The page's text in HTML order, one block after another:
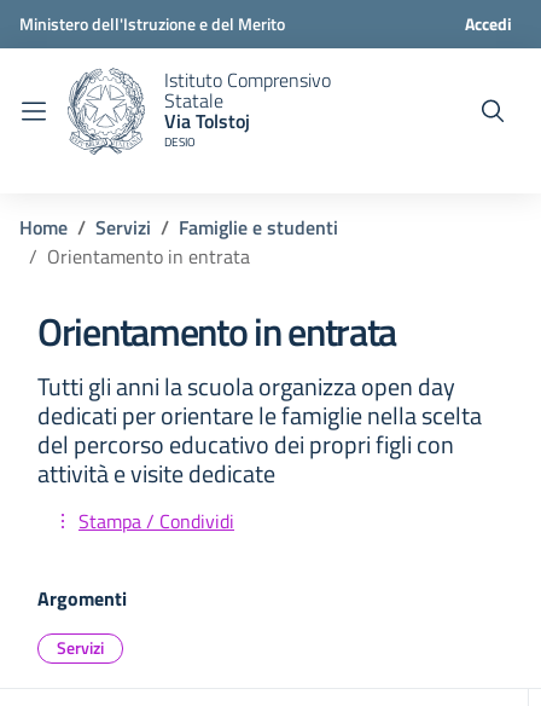
Ministero dell'Istruzione e del Merito Accedi
Istituto Comprensivo
Statale
Via Tolstoj
DESIO
Home Servizi
Famiglie e studenti
Orientamento in entrata
Orientamento in entrata
Tutti gli anni la scuola organizza open day
dedicati per orientare le famiglie nella scelta
del percorso educativo dei propri figli con
attività e visite dedicate
Stampa / Condividi
Argomenti
Servizi